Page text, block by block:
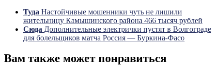
Туда Настойчивые мошенники чуть не лишили
жительницу Камышинского района 466 тысяч рублей
Сюда Дополнительные электрички пустят в Волгограде
для болельщиков матча Россия — Буркина-Фасо
Вам также может понравиться